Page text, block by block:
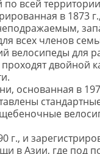
по всей
в 1873
всех членов
велосипеды для
двойной
основанная в
и
в Азии, где под